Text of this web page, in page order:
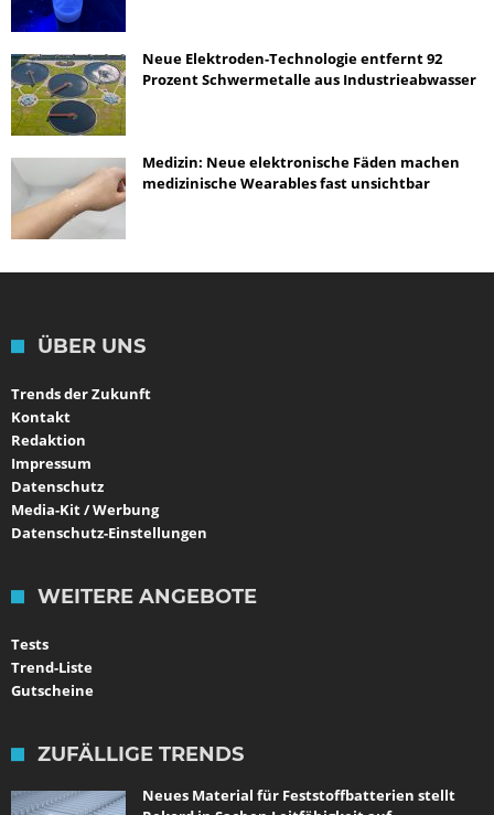
Neue Elektroden-Technologie entfernt 92
Prozent Schwermetalle aus Industrieabwasser
Medizin: Neue elektronische Fäden machen
medizinische Wearables fast unsichtbar
ÜBER UNS
Trends der Zukunft
Kontakt
Redaktion
Impressum
Datenschutz
Media-Kit / Werbung
Datenschutz-Einstellungen
WEITERE ANGEBOTE
Tests
Trend-Liste
Gutscheine
ZUFÄLLIGE TRENDS
Neues Material für Feststoffbatterien stellt